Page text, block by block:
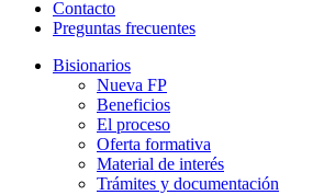
Contacto
Preguntas frecuentes
Bisionarios
Nueva FP
Beneficios
El proceso
Oferta formativa
Material de interés
Trámites y documentación